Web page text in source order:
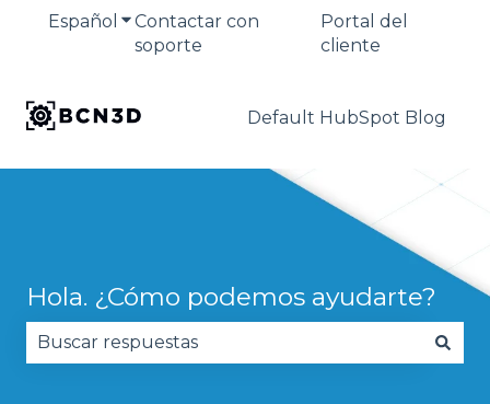
Español Traducciones de Mostrar submenú de
Contactar con
soporte
Portal del
cliente
Default HubSpot Blog
Hola. ¿Cómo podemos ayudarte?